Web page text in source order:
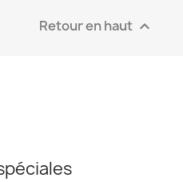
Retour en haut 